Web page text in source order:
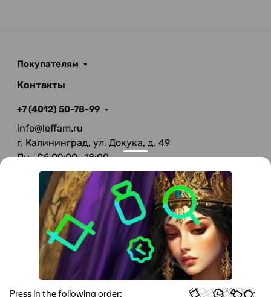
Покупателям
Контакты
+7 (4012) 50-78-99
info@leffam.ru
г. Калининград, ул. Докука, д. 49
Пн—Сб 09:00—18:00
Вс—Выходной
© 2026 LeFFAM — материалы для качественной
мягкой мебели
Получение и обработка персональных данных происходит в
соответствии с Федеральным законом от 27.07.2006 года №152-ФЗ
Политикой конфиденциальности